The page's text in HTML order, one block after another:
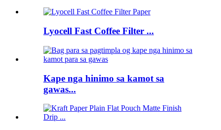
Lyocell Fast Coffee Filter ...
Kape nga hinimo sa kamot sa
gawas...